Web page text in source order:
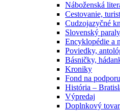
Náboženská
Cestovanie,
Cudzojazyčné
Slovenský
Encyklopédie a
Poviedky,
Básničky,
Kroniky
Fond na
História –
Výpredaj
Doplnkový tovar